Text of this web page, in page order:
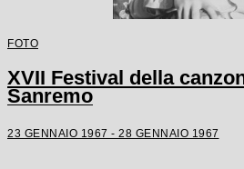
FOTO
XVII Festival della
Sanremo
23 GENNAIO 1967 - 28 GENNAIO 1967